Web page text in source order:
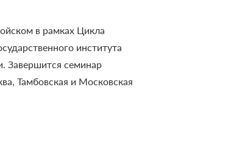
в рамках Цикла
института
Завершится семинар
Тамбовская и Московская